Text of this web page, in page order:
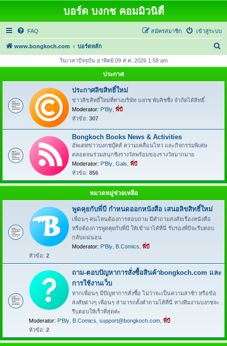
บอร์ด บงกช คอมมิวนิตี้
FAQ เข้าสู่ระบบ
สมัครสมาชิก
www.bongkoch.com บอร์ดหลัก
า
วันเวลาปัจจุบัน อาทิตย์ 09 ส.ค. 2026 1:58 am
ประกาศ
ประกาศลิขสิทธิ์ใหม่
ข่าวลิขสิทธิ์ใหม่ที่ทางบริษัท บงกช พับลิชชื่ง จำกัดได้สิทธิ์
Moderator: P'Bly พี่บี
หัวข้อ: 307
Bongkoch Books News & Activities
อัพเดทข่าวบงกชบุ๊คส์ ความเคลื่อนไหว และกิจกรรมพิเศษ
ตลอดจนร่วมสนุกชิงรางวัลพร้อมของรางวัลมากมาย
Moderator: P'Bly Gals พี่บี
หัวข้อ: 856
หมวดหมู่ช่วยเหลือ
พูดคุยกับพี่บี กำหนดออกหนังสือ เสนอลิขสิทธิ์ใหม่
เพื่อนๆ คนไหนต้องการสอบถาม มีคำถามสงสัยเรื่องหนังสือ
หรือต้องการพูดคุยกับพี่บี ให้เข้ามาได้ที่นี่ รับรองพี่บีจะรีบตอบ
กลับแน่นอน
Moderator: P'Bly B.Comics พี่บี
หัวข้อ: 2
ถาม-ตอบปัญหาการสั่งซื้อสินค้าbongkoch.com และ
การใช้งานเว็บ
หากเพื่อนๆ มีปัญหาการสั่งซื้อ ไม่ว่าจะเป็นความล่าช้า หรือข้อ
สงสัยต่างๆ เพื่อนๆ สามารถตั้งคำถามได้ที่นี่ ทางทีมงานบงกชจะ
รีบตอบให้เร็วที่สุดค่ะ
Moderator: P'Bly B.Comics support@bongkoch.com พี่บี
หัวข้อ: 2